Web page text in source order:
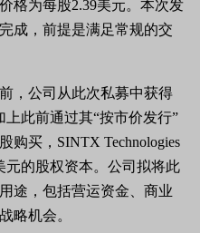
格为每股2.39美元。本次发
成，前提是满足常规的交
，公司从此次私募中获得
此前通过其“按市价发行”
购买，SINTX Technologies
元的股权资本。公司拟将此
途，包括营运资金、商业
略机会。